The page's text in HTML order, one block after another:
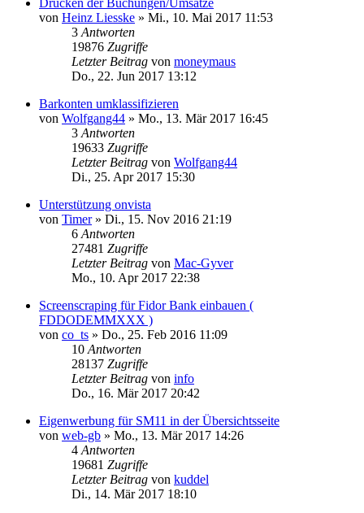
von Heinz Liesske » Mi., 10. Mai 2017 11:53
3 Antworten
19876 Zugriffe
Letzter Beitrag von moneymaus
Do., 22. Jun 2017 13:12
Barkonten umklassifizieren
von Wolfgang44 » Mo., 13. Mär 2017 16:45
3 Antworten
19633 Zugriffe
Letzter Beitrag von Wolfgang44
Di., 25. Apr 2017 15:30
Unterstützung onvista
von Timer» Di., 15. Nov 2016 21:19
6 Antworten
27481 Zugriffe
Letzter Beitrag von Mac-Gyver
Mo., 10. Apr 2017 22:38
Screenscraping für Fidor Bank einbauen (
FDDODEMMXXX )
von co_ts » Do., 25. Feb 2016 11:09
10 Antworten
28137 Zugriffe
Letzter Beitrag von info
Do., 16. Mär 2017 20:42
Eigenwerbung für SM11 in der Übersichtsseite
von web-gb » Mo., 13. Mär 2017 14:26
4 Antworten
19681 Zugriffe
Letzter Beitrag von kuddel
Di., 14. Mär 2017 18:10